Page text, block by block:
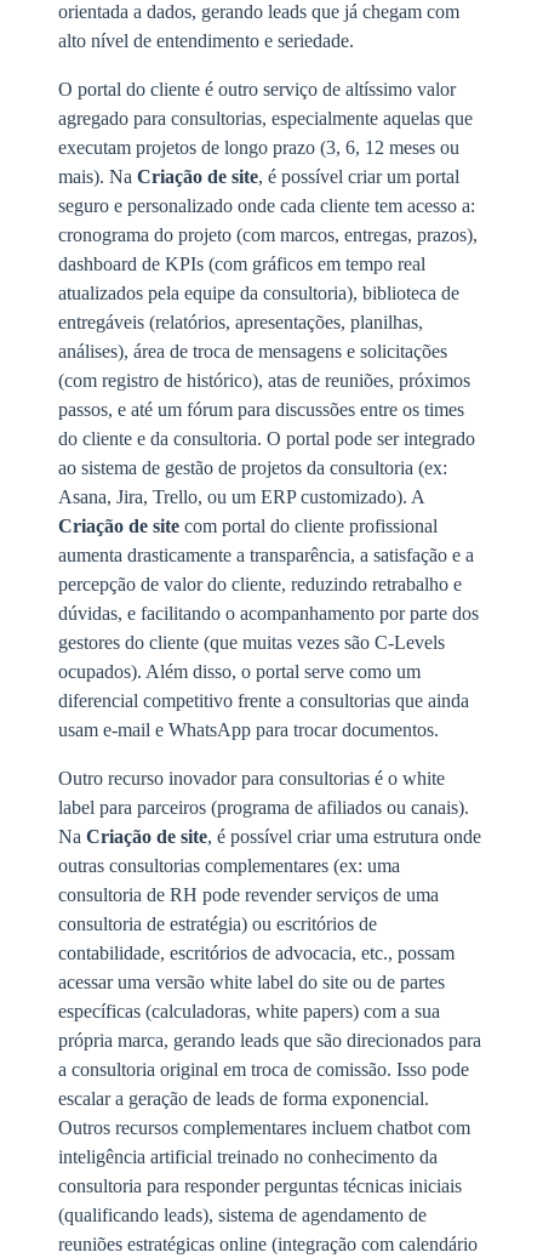
orientada a dados, gerando leads que já chegam com
alto nível de entendimento e seriedade.
O portal do cliente é outro serviço de altíssimo valor
agregado para consultorias, especialmente aquelas que
executam projetos de longo prazo (3, 6, 12 meses ou
mais). Na Criação de site, é possível criar um portal
seguro e personalizado onde cada cliente tem acesso a:
cronograma do projeto (com marcos, entregas, prazos),
dashboard de KPIs (com gráficos em tempo real
atualizados pela equipe da consultoria), biblioteca de
entregáveis (relatórios, apresentações, planilhas,
análises), área de troca de mensagens e solicitações
(com registro de histórico), atas de reuniões, próximos
passos, e até um fórum para discussões entre os times
do cliente e da consultoria. O portal pode ser integrado
ao sistema de gestão de projetos da consultoria (ex:
Asana, Jira, Trello, ou um ERP customizado). A
Criação de site com portal do cliente profissional
aumenta drasticamente a transparência, a satisfação e a
percepção de valor do cliente, reduzindo retrabalho e
dúvidas, e facilitando o acompanhamento por parte dos
gestores do cliente (que muitas vezes são C-Levels
ocupados). Além disso, o portal serve como um
diferencial competitivo frente a consultorias que ainda
usam e-mail e WhatsApp para trocar documentos.
Outro recurso inovador para consultorias é o white
label para parceiros (programa de afiliados ou canais).
Na Criação de site, é possível criar uma estrutura onde
outras consultorias complementares (ex: uma
consultoria de RH pode revender serviços de uma
consultoria de estratégia) ou escritórios de
contabilidade, escritórios de advocacia, etc., possam
acessar uma versão white label do site ou de partes
específicas (calculadoras, white papers) com a sua
própria marca, gerando leads que são direcionados para
a consultoria original em troca de comissão. Isso pode
escalar a geração de leads de forma exponencial.
Outros recursos complementares incluem chatbot com
inteligência artificial treinado no conhecimento da
consultoria para responder perguntas técnicas iniciais
(qualificando leads), sistema de agendamento de
reuniões estratégicas online (integração com calendário